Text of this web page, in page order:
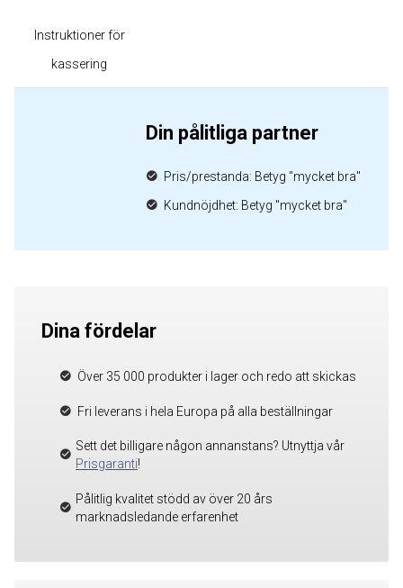
Instruktioner för
kassering
Din pålitliga partner
Pris/prestanda: Betyg "mycket bra"
Kundnöjdhet: Betyg "mycket bra"
Dina fördelar
Över 35 000 produkter i lager och redo att skickas
Fri leverans i hela Europa på alla beställningar
Sett det billigare någon annanstans? Utnyttja vår
Prisgaranti!
Pålitlig kvalitet stödd av över 20 års
marknadsledande erfarenhet